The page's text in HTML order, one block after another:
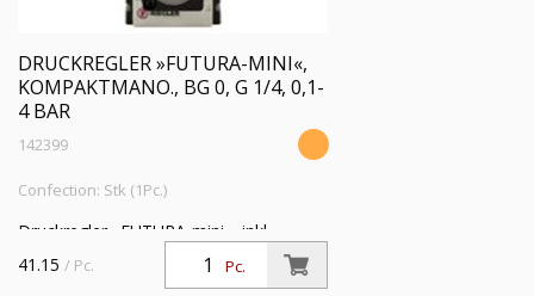
DRUCKREGLER »FUTURA-MINI«,
KOMPAKTMANO., BG 0, G 1/4, 0,1-
4 BAR
142399
Confection: Stk (1Pc.)
Druckregler »FUTURA-mini«, inkl.
Kompaktmanometer, BG 0, G 1/4, PE
max. 12 bar, Temp. -10 °C bis 50 °C,
Pc.
41.15 / Pc.